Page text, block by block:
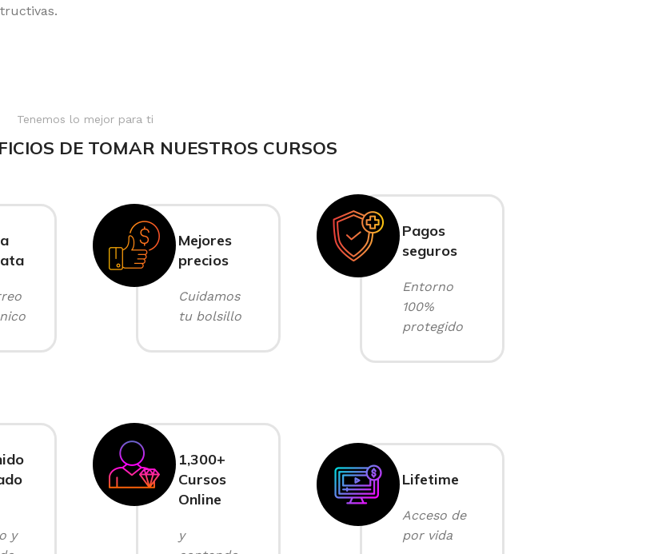
Tenemos lo mejor para ti
DE TOMAR NUESTROS CURSOS
Mejores
precios
Cuidamos
tu bolsillo
Pagos
seguros
Entorno
100%
protegido
y
1,300+
Cursos
Online
y
Lifetime
Acceso de
por vida